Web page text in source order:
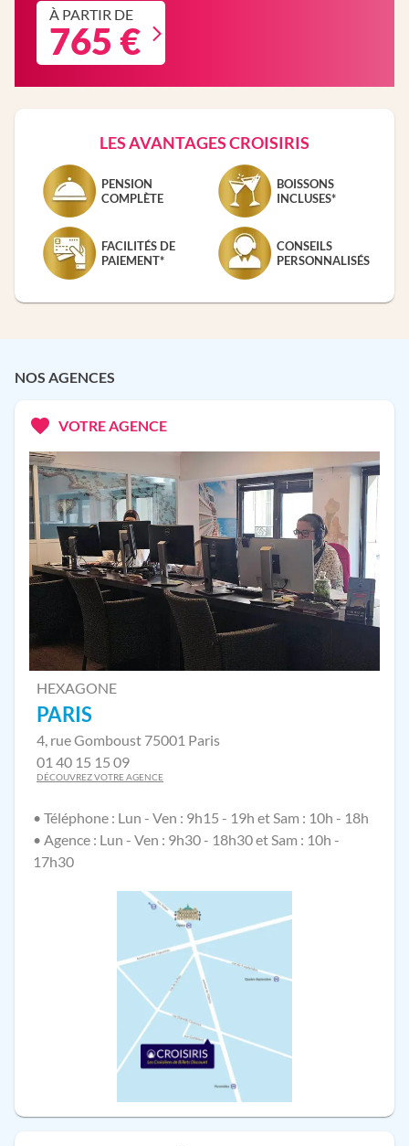
À PARTIR DE
765 €
LES AVANTAGES CROISIRIS
PENSION
COMPLÈTE
BOISSONS
INCLUSES*
FACILITÉS DE
PAIEMENT*
CONSEILS
PERSONNALISÉS
NOS AGENCES
VOTRE AGENCE
HEXAGONE
PARIS
4, rue Gomboust 75001 Paris
01 40 15 15 09
DÉCOUVREZ VOTRE AGENCE
• Téléphone : Lun - Ven : 9h15 - 19h et Sam : 10h - 18h
• Agence : Lun - Ven : 9h30 - 18h30 et Sam : 10h -
17h30